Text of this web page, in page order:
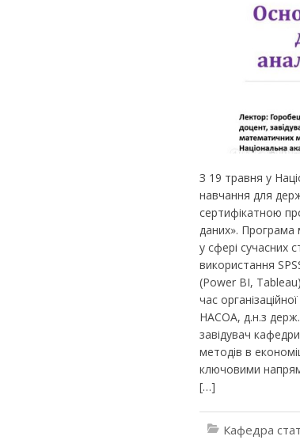
З 19 травня у
навчання для
сертифікатною
даних». Програма
у сфері сучасних
використання
(Power BI,
час
НАСОА, д.н.з
завідувач
методів в
ключовими
[…]
Кафедра